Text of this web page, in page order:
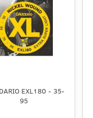
EXL180 - 35-
95